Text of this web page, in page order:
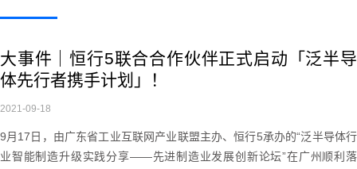
大事件｜恒行5联合合作伙伴正式启动「泛半导
体先行者携手计划」！
2021-09-18
9月17日，由广东省工业互联网产业联盟主办、恒行5承办的“泛半导体行
业智能制造升级实践分享——先进制造业发展创新论坛”在广州顺利落